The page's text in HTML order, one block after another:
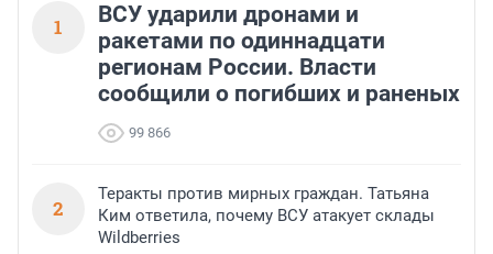
1
ВСУ ударили дронами и
ракетами по одиннадцати
регионам России. Власти
сообщили о погибших и раненых
99 866
2
Теракты против мирных граждан. Татьяна
Ким ответила, почему ВСУ атакует склады
Wildberries